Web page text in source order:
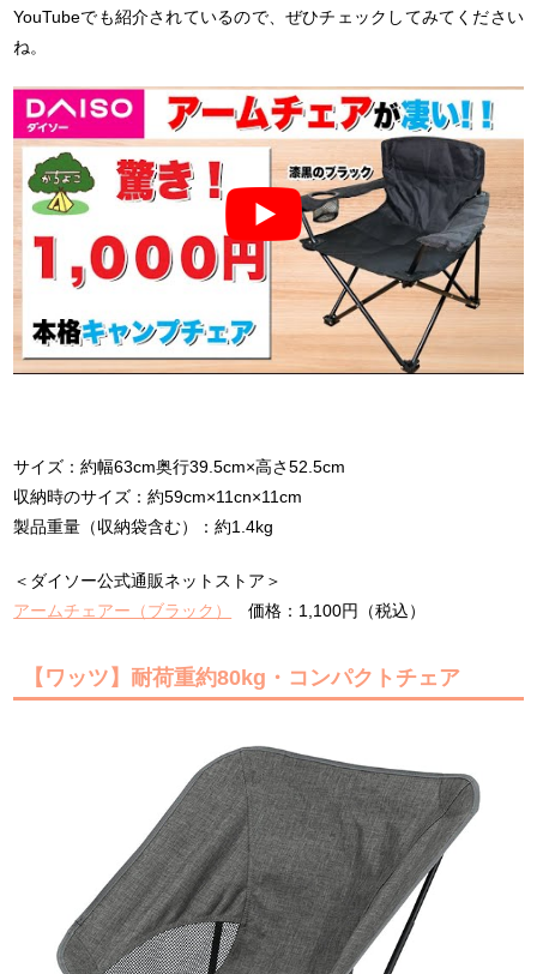
YouTubeでも紹介されているので、ぜひチェックしてみてください
ね。
サイズ：約幅63cm奥行39.5cm×高さ52.5cm
収納時のサイズ：約59cm×11cn×11cm
製品重量（収納袋含む）：約1.4kg
＜ダイソー公式通販ネットストア＞
アームチェアー（ブラック）
価格：1,100円（税込）
【ワッツ】耐荷重約80kg・コンパクトチェア